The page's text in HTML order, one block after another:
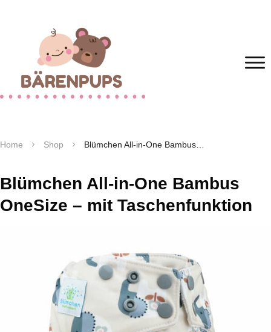
Home Shop
Blümchen All-in-One Bambus
OneSize – mit Taschenfunktion